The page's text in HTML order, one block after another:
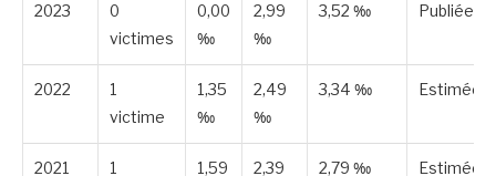
2023
0
victimes
0,00
‰
2,99
‰
3,52 ‰ Publiée
2022
1
victime
1,35
‰
2,49
‰
3,34 ‰ Estimée
2021
1
1,59
2,39
2,79 ‰ Estimée